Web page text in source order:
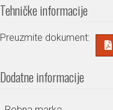
Tehničke informacije
Preuzmite dokument:
Dodatne informacije